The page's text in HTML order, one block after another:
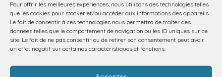
Pour offrir les meilleures expériences, nous utilisons des technologies telles
que les cookies pour stocker et/ou accéder aux informations des appareils.
Le fait de consentir à ces technologies nous permettra de traiter des
données telles que le comportement de navigation ou les ID uniques sur ce
site. Le fait de ne pas consentir ou de retirer son consentement peut avoir
un effet négatif sur certaines caractéristiques et fonctions.
Téléphone
03.20.44.59.62